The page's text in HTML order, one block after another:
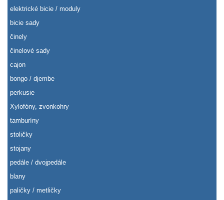
elektrické bicie / moduly
bicie sady
činely
činelové sady
cajon
bongo / djembe
perkusie
Xylofóny, zvonkohry
tamburíny
stoličky
stojany
pedále / dvojpedále
blany
paličky / metličky